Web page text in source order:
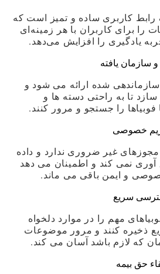
رابط کاربری ساده و تمیز است که
را برای کاربران با هر زمینه‌ای
یادگیری را افزایش می‌دهد.
سازمان یافته
شده ارائه می شود و
تا به راحتی دسته ها و
را جستجو و مرور کنند.
خصوصی
مجوزهای غیر ضروری ندارد و داده
نمی کند و اطمینان می دهد
و ایمن باقی می ماند.
سریع
مهم را در موارد دلخواه
ذخیره کنند و مرور موضوعات
که لازم باشد آسان می کند.
حق بیمه